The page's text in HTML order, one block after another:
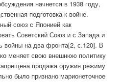
начнется в 1938 году,
подготовка к войне.
союз с Японией как
Советский Союз и с Запада и
войны на два фронта[2, с.120]. В
меняет свою внешнюю политику
продажа оружия режиму
было признано марионеточное